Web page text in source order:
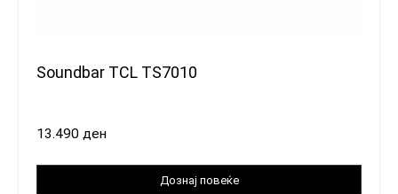
Soundbar TCL TS7010
13.490 ден